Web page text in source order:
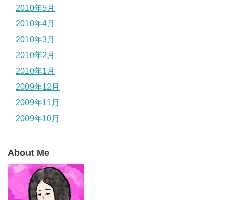
2010年5月
2010年4月
2010年3月
2010年2月
2010年1月
2009年12月
2009年11月
2009年10月
About Me